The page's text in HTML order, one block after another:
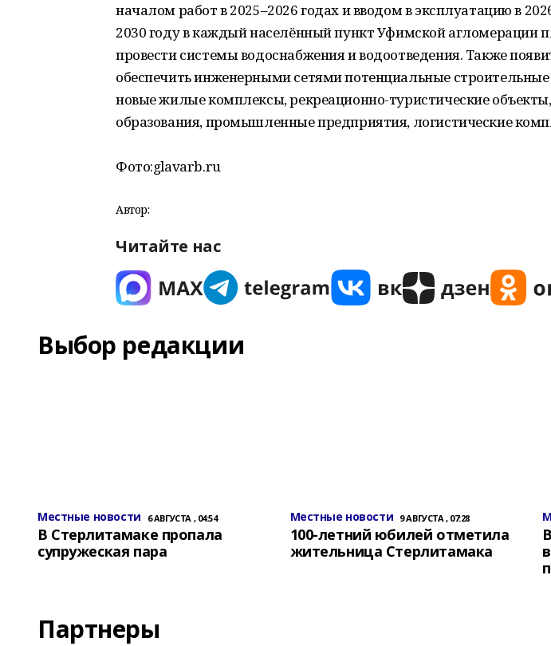
началом работ в 2025–2026 годах и вводом в эксплуатацию в
2030 году в каждый населённый пункт Уфимской агломерации
провести системы водоснабжения и водоотведения. Также
обеспечить инженерными сетями потенциальные
новые жилые комплексы, рекреационно-туристические
образования, промышленные предприятия, логистические
Фото:glavarb.ru
Автор:
Читайте нас
Выбор редакции
Местные новости 6 АВГУСТА , 04:54
В Стерлитамаке пропала
супружеская пара
Местные новости 9 АВГУСТА , 07:28
100-летний юбилей отметила
жительница Стерлитамака
Партнеры